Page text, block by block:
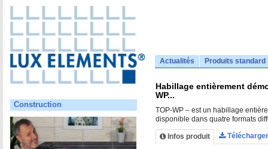
Actualités Produits standard
Construction
Habillage entièrement
WP...
TOP-WP – est un habillage
disponible dans quatre formats
Infos produit